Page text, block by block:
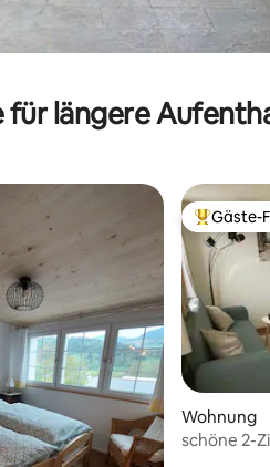
längere
von 5, 100 Bewertungen
Beliebter
Gäste-
Wohnung
schöne 2-